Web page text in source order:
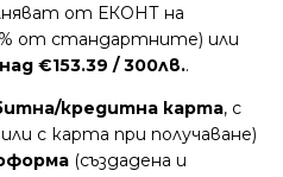
от ЕКОНТ на
от стандартните) или
€153.39 / 300лв..
кредитна карта, с
с карта при получаване)
(създадена и